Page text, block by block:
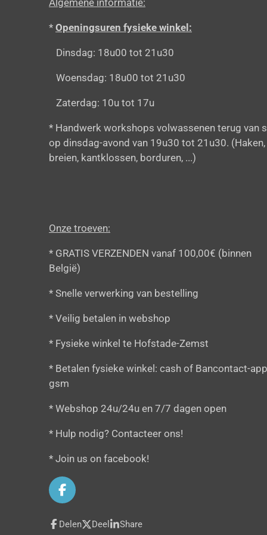
Algemene informatie:
* Openingsuren fysieke winkel:
Dinsdag: 18u00 tot 21u30
Woensdag: 18u00 tot 21u30
Zaterdag: 10u tot 17u
* Handwerk workshops volwassenen terug van
op dinsdag-avond van 19u30 tot 21u30. (Haken,
breien, kantklossen, borduren, ...)
Onze troeven:
* GRATIS VERZENDEN vanaf 100,00€ (binnen
België)
* Snelle verwerking van bestelling
* Veilig betalen in webshop
* Fysieke winkel te Hofstade-Zemst
* Betalen fysieke winkel: cash of Bancontact-
gsm
* Webshop 24u/24u en 7/7 dagen open
* Hulp nodig? Contacteer ons!
* Join us on facebook!
F
a
c
e
Delen Deel Share